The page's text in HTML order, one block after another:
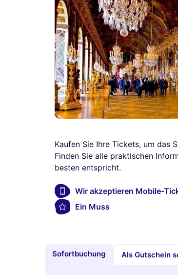
Kaufen Sie Ihre Tickets, um das
Finden Sie alle praktischen
besten entspricht.
Wir akzeptieren Mobile-
Ein Muss
Sofortbuchung Als Gutschein